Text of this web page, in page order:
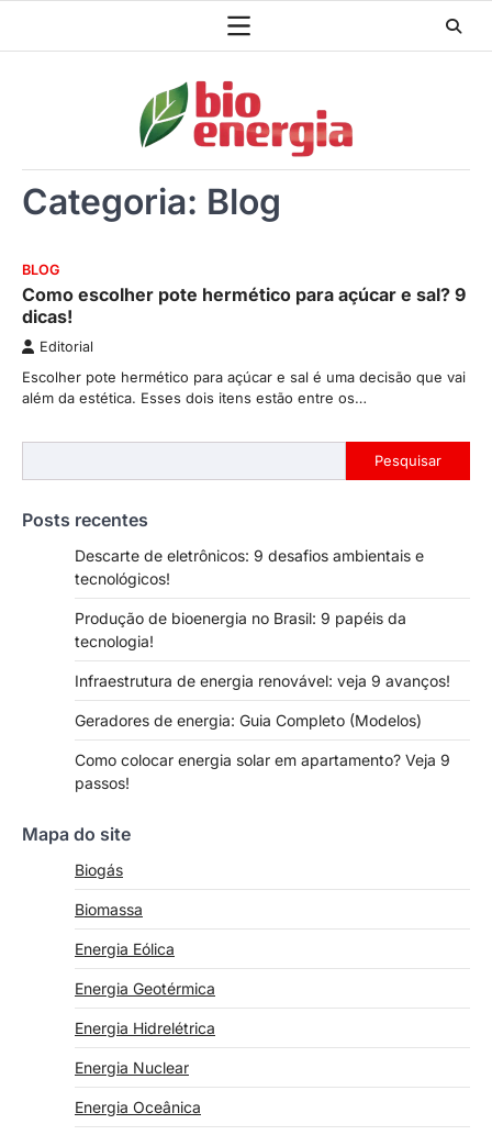
Categoria: Blog
BLOG
Como escolher pote hermético para açúcar e sal? 9
dicas!
Editorial
Escolher pote hermético para açúcar e sal é uma decisão que vai
além da estética. Esses dois itens estão entre os…
Pesquisar
Posts recentes
Descarte de eletrônicos: 9 desafios ambientais e
tecnológicos!
Produção de bioenergia no Brasil: 9 papéis da
tecnologia!
Infraestrutura de energia renovável: veja 9 avanços!
Geradores de energia: Guia Completo (Modelos)
Como colocar energia solar em apartamento? Veja 9
passos!
Mapa do site
Biogás
Biomassa
Energia Eólica
Energia Geotérmica
Energia Hidrelétrica
Energia Nuclear
Energia Oceânica